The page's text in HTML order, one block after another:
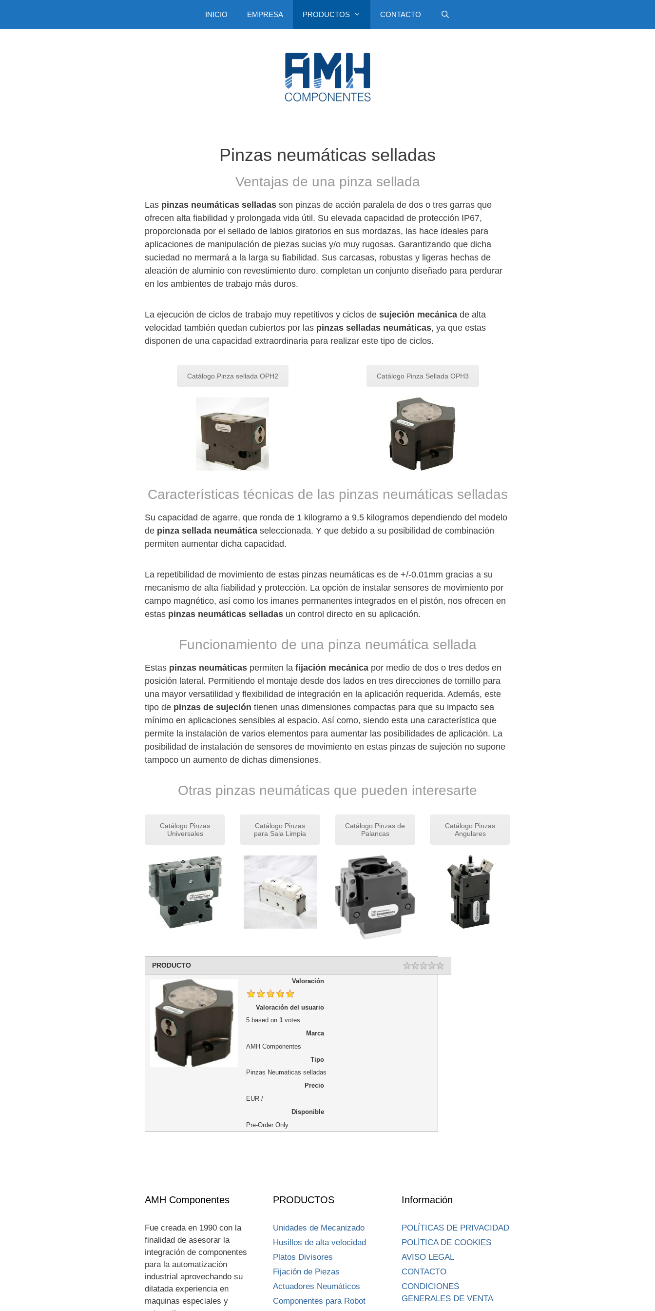
contenido
INICIO EMPRESA PRODUCTOS CONTACTO
Pinzas neumáticas selladas
Ventajas de una pinza sellada
Las pinzas neumáticas selladas son pinzas de acción paralela de dos o tres garras que
ofrecen alta fiabilidad y prolongada vida útil. Su elevada capacidad de protección IP67,
proporcionada por el sellado de labios giratorios en sus mordazas, las hace ideales para
aplicaciones de manipulación de piezas sucias y/o muy rugosas. Garantizando que dicha
suciedad no mermará a la larga su fiabilidad. Sus carcasas, robustas y ligeras hechas de
aleación de aluminio con revestimiento duro, completan un conjunto diseñado para perdurar
en los ambientes de trabajo más duros.
La ejecución de ciclos de trabajo muy repetitivos y ciclos de sujeción mecánica de alta
velocidad también quedan cubiertos por las pinzas selladas neumáticas, ya que estas
disponen de una capacidad extraordinaria para realizar este tipo de ciclos.
Catálogo Pinza sellada OPH2 Catálogo Pinza Sellada OPH3
Características técnicas de las pinzas neumáticas selladas
Su capacidad de agarre, que ronda de 1 kilogramo a 9,5 kilogramos dependiendo del modelo
de pinza sellada neumática seleccionada. Y que debido a su posibilidad de combinación
permiten aumentar dicha capacidad.
La repetibilidad de movimiento de estas pinzas neumáticas es de +/-0.01mm gracias a su
mecanismo de alta fiabilidad y protección. La opción de instalar sensores de movimiento por
campo magnético, así como los imanes permanentes integrados en el pistón, nos ofrecen en
estas pinzas neumáticas selladas un control directo en su aplicación.
Funcionamiento de una pinza neumática sellada
Estas pinzas neumáticas permiten la fijación mecánica por medio de dos o tres dedos en
posición lateral. Permitiendo el montaje desde dos lados en tres direcciones de tornillo para
una mayor versatilidad y flexibilidad de integración en la aplicación requerida. Además, este
tipo de pinzas de sujeción tienen unas dimensiones compactas para que su impacto sea
mínimo en aplicaciones sensibles al espacio. Así como, siendo esta una característica que
permite la instalación de varios elementos para aumentar las posibilidades de aplicación. La
posibilidad de instalación de sensores de movimiento en estas pinzas de sujeción no supone
tampoco un aumento de dichas dimensiones.
Otras pinzas neumáticas que pueden interesarte
Catálogo Pinzas
Universales
Catálogo Pinzas
para Sala Limpia
Catálogo Pinzas de
Palancas
Catálogo Pinzas
Angulares
PRODUCTO
Valoración
Valoración del usuario
5based on 1votes
Marca
AMH Componentes
Tipo
Pinzas Neumaticas selladas
Precio
EUR/
Disponible
Pre-Order Only
AMH Componentes
Fue creada en 1990 con la
finalidad de asesorar la
integración de componentes
para la automatización
industrial aprovechando su
dilatada experiencia en
maquinas especiales y
PRODUCTOS
Unidades de Mecanizado
Husillos de alta velocidad
Platos Divisores
Fijación de Piezas
Actuadores Neumáticos
Componentes para Robot
Información
POLÍTICAS DE PRIVACIDAD
POLÍTICA DE COOKIES
AVISO LEGAL
CONTACTO
CONDICIONES
GENERALES DE VENTA